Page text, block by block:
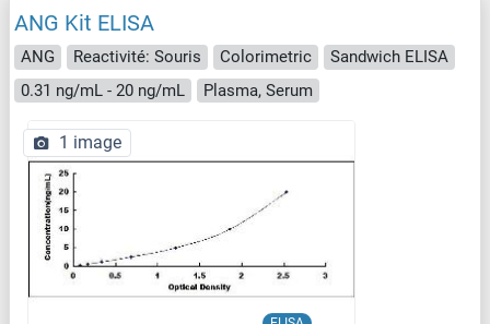
ANG Kit ELISA
ANG Reactivité: Souris Colorimetric
Sandwich ELISA
0.31 ng/mL - 20 ng/mL
Plasma, Serum
1 image